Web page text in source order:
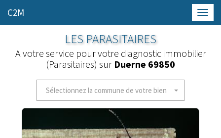
C2M
LES PARASITAIRES
A votre service pour votre diagnostic immobilier
(Parasitaires) sur Duerne 69850
Sélectionnez la commune de votre bien